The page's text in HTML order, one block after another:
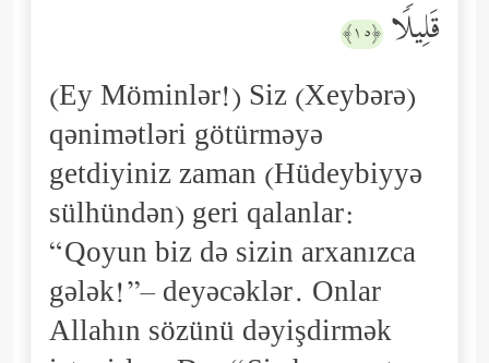
قَلِیلࣰا ﴿١٥﴾
(Ey Möminlər!) Siz (Xeybərə)
qənimətləri götürməyə
getdiyiniz zaman (Hüdeybiyyə
sülhündən) geri qalanlar:
“Qoyun biz də sizin arxanızca
gələk!”– deyəcəklər. Onlar
Allahın sözünü dəyişdirmək